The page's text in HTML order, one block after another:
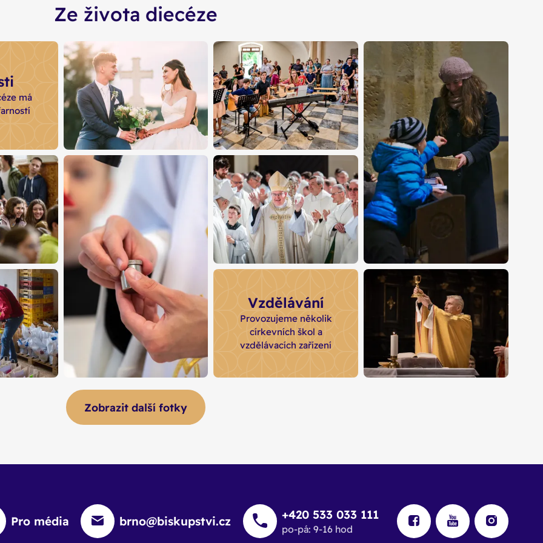
Ze života diecéze
má
1000 svateb
ročně oddají diecézní
kněží přibližně 1000 párů
442 farností
brněnská diecéze žije ve
442 farnostech
pastoračními aktivitami
10445 donátorů
se podílí na
spolufinancování chodu
diecéze - každému z nich
ze srdce děkujeme
školách s
a
3600 křtů
Konzbul
vede diecézi od roku 2022
Vzdělávání
Provozujeme několik
církevních škol a
vzdělávacích zařízení
Zobrazit další fotky
Pro média brno@biskupstvi.cz +420 533 033 111
po-pá: 9-16 hod